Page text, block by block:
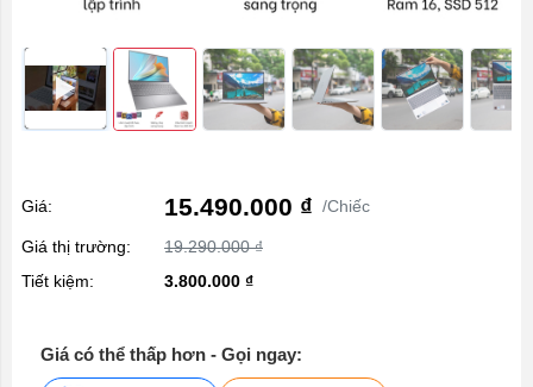
Giá: 15.490.000 ₫ /Chiếc
Giá thị trường:
19.290.000 ₫
Tiết kiệm:
3.800.000 ₫
Giá có thể thấp hơn - Gọi ngay: